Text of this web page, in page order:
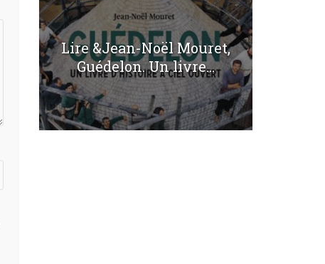
Lire &Jean-Noël Mouret,
Guédelon. Un livre...